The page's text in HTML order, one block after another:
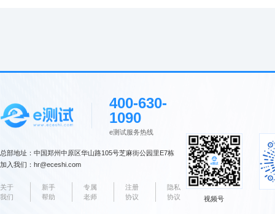
400-630-
1090
e测试服务热线
总部地址：中国郑州中原区华山路105号芝麻街公园里E7栋
加入我们：hr@eceshi.com
关于
我们
新手
帮助
专属
老师
注册
协议
隐私
协议
视频号